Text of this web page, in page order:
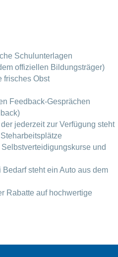
Schulunterlagen
offiziellen Bildungsträger)
frisches Obst
Feedback-Gesprächen
jederzeit zur Verfügung steht
und
steht ein Auto aus dem
Rabatte auf hochwertige